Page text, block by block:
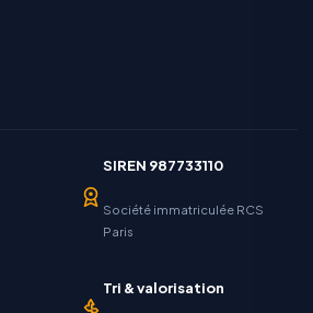
SIREN 987733110
Société immatriculée RCS
Paris
Tri & valorisation